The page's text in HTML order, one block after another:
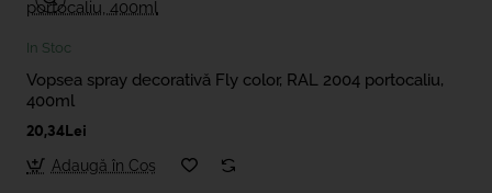
In Stoc
Vopsea spray decorativă Fly color, RAL 2004 portocaliu,
400ml
20,34Lei
Adaugă în Coş